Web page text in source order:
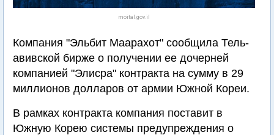
moital.gov.il
Компания "Эльбит Маарахот" сообщила Тель-
авивской бирже о получении ее дочерней
компанией "Элисра" контракта на сумму в 29
миллионов долларов от армии Южной Кореи.
В рамках контракта компания поставит в
Южную Корею системы предупреждения о